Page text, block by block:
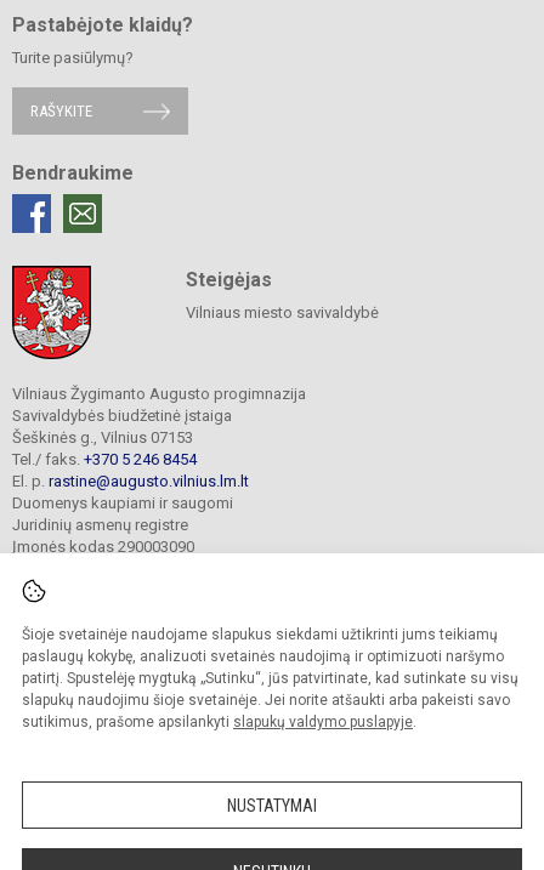
Šioje svetainėje naudojame slapukus siekdami užtikrinti jums teikiamų
paslaugų kokybę, analizuoti svetainės naudojimą ir optimizuoti naršymo
patirtį. Spustelėję mygtuką „Sutinku“, jūs patvirtinate, kad sutinkate su visų
slapukų naudojimu šioje svetainėje. Jei norite atšaukti arba pakeisti savo
sutikimus, prašome apsilankyti slapukų valdymo puslapyje.
NUSTATYMAI
Pastabėjote klaidų?
Turite pasiūlymų?
RAŠYKITE
Bendraukime
Steigėjas
Vilniaus miesto savivaldybė
Vilniaus Žygimanto Augusto progimnazija
Savivaldybės biudžetinė įstaiga
Šeškinės g., Vilnius 07153
Tel./ faks. +370 5 246 8454
El. p. rastine@augusto.vilnius.lm.lt
Duomenys kaupiami ir saugomi
Juridinių asmenų registre
Įmonės kodas 290003090
© 2021. Vilniaus Žygimanto Augusto progimnazija. Visos teisės saugomos.
Kopijuoti turinį be raštiško mokyklos sutikimo griežtai draudžiama.
Versija neįgaliesiems Slapukų valdymas